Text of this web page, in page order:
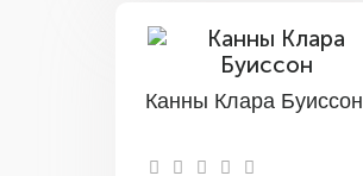
Канны Клара Буиссон